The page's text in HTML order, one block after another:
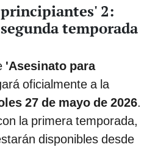
2:
temporada
'Asesinato para
oficialmente a la
27 de mayo de 2026.
la primera temporada,
disponibles desde